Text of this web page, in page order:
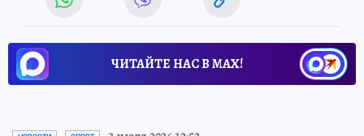
ЧИТАЙТЕ НАС В МАХ!